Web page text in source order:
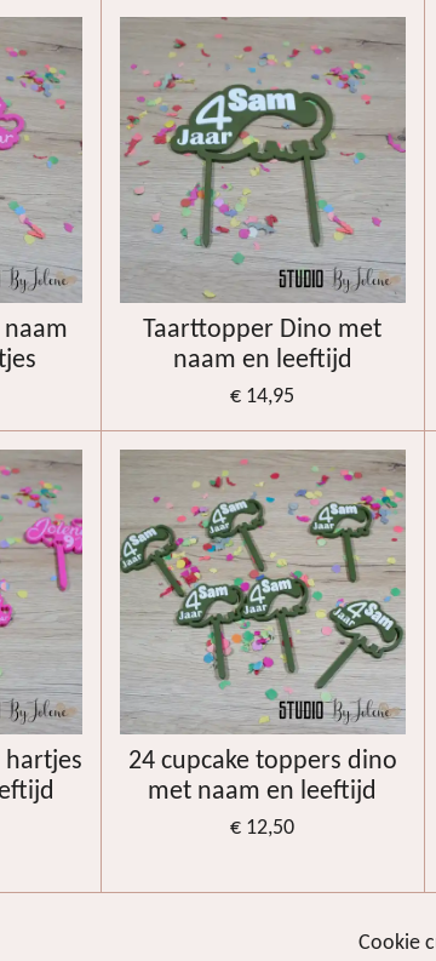
Taarttopper Dino met
naam en leeftijd
€ 14,95
hartjes
24 cupcake toppers dino
met naam en leeftijd
€ 12,50
Cookie